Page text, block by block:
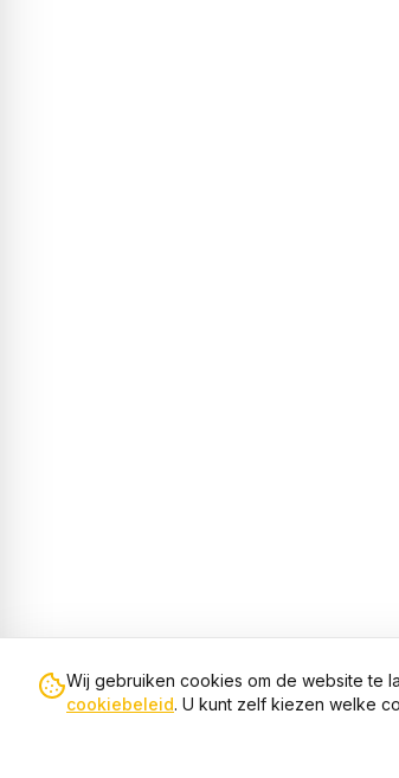
Wij gebruiken cookies om de website te
cookiebeleid. U kunt zelf kiezen welke